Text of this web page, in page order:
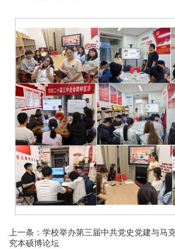
上一条： 学校举办第三届中共党史党建与马
究本硕博论坛